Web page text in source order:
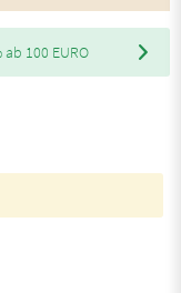
ab 100 EURO